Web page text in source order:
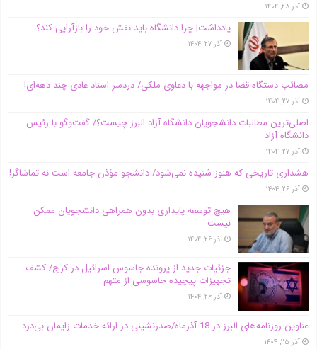
آذر ۲۸, ۱۴۰۴
یادداشت| چرا دانشگاه باید نقش خود را بازآرایی کند؟
آذر ۲۷, ۱۴۰۴
مصائب دستگاه قضا در مواجهه با دعاوی ملکی/ دردسر اسناد عادی چند‌ دهه‌ای!
آذر ۲۷, ۱۴۰۴
اصلی‌ترین مطالبات دانشجویان دانشگاه آزاد البرز چیست؟/ گفت‌وگو با رئیس
دانشگاه آز‌اد
آذر ۲۷, ۱۴۰۴
هشداری تاریخی که هنوز شنیده نمی‌شود/ دانشجو مؤذن جامعه است نه تماشاگر!
آذر ۲۶, ۱۴۰۴
هیچ توسعه پایداری بدون همراهی دانشجویان ممکن
نیست
آذر ۲۶, ۱۴۰۴
جزئیات جدید از پرونده جاسوس اسرائیل در کرج/‌ کشف
تجهیزات پیچیده جاسوسی از متهم
آذر ۲۶, ۱۴۰۴
عناوین روزنامه‌های البرز در ‌18 آذرماه/صدرنشینی در ارائه خدمات زایمان بی‌درد
آذر ۲۵, ۱۴۰۴